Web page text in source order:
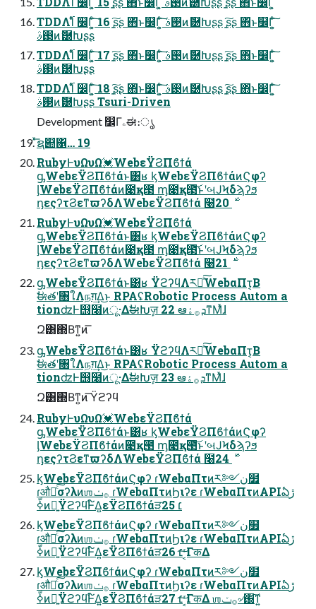
TDDΛ࢝Ίͨ ௼Γ͕͍ͨ͠ 16 ָ͍͠ʂʂ ΋ͬͱ௼Γ͕͍ͨ͠ ࢓ࣄͷޮ཰Խʂʂ ָ͍͠ʂʂ ΋ͬͱ௼Γ͕͍ͨ͠
࢓ࣄͷޮ཰Խʂʂ
TDDΛ࢝Ίͨ ௼Γ͕͍ͨ͠ 17 ָ͍͠ʂʂ ΋ͬͱ௼Γ͕͍ͨ͠ ࢓ࣄͷޮ཰Խʂʂ ָ͍͠ʂʂ ΋ͬͱ௼Γ͕͍ͨ͠
࢓ࣄͷޮ཰Խʂʂ
TDDΛ࢝Ίͨ ௼Γ͕͍ͨ͠ 18 ָ͍͠ʂʂ ΋ͬͱ௼Γ͕͍ͨ͠ ࢓ࣄͷޮ཰Խʂʂ ָ͍͠ʂʂ ΋ͬͱ௼Γ͕͍ͨ͠
࢓ࣄͷޮ཰Խʂʂ Tsuri-Driven
Development ௼Γۦಈ։ൃ
ͯ͞ຊ୊΁… 19
RubyͰυΩυΩ💓WebεΫϨΠϐϯά
ᶃWebεΫϨΠϐϯάͱ͸ʁ ᶄWebεΫϨΠϐϯάͷϚφʔ
ᶅWebεΫϨΠϐϯάͷ೉қ౓ ᶆ೉қ౓͝ͱʹબͿϞδϡʔϧ
RubyͰυΩυΩ💓WebεΫϨΠϐϯά
ᶃWebεΫϨΠϐϯάͱ͸ʁ ᶄWebεΫϨΠϐϯάͷϚφʔ
ᶅWebεΫϨΠϐϯάͷ೉қ౓ ᶆ೉қ౓͝ͱʹબͿϞδϡʔϧ
ᶃWebεΫϨΠϐϯάͱ͸ʁ ΫϩʔϥΛར༻ͯ͠WebαΠτ͔Β
ࣗಈతʹ৘ใΛநग़͢Δ͜ͱ RPAʢRobotic Process Autom a
tionʣͰ஫໨ͷू·ΔࣗಈԽٕज़ 22 ఆܕ࡞ۀͳΜͯɺ
Զ͸΍Βͳ͍ͷ͞
ᶃWebεΫϨΠϐϯάͱ͸ʁ ΫϩʔϥΛར༻ͯ͠WebαΠτ͔Β
ࣗಈతʹ৘ใΛநग़͢Δ͜ͱ RPAʢRobotic Process Autom a
tionʣͰ஫໨ͷू·ΔࣗಈԽٕज़ 23 ఆܕ࡞ۀͳΜͯɺ
Զ͸΍Βͳ͍ͷ͞ Ϋϩʔϥ
RubyͰυΩυΩ💓WebεΫϨΠϐϯά
ᶃWebεΫϨΠϐϯάͱ͸ʁ ᶄWebεΫϨΠϐϯάͷϚφʔ
ᶅWebεΫϨΠϐϯάͷ೉қ౓ ᶆ೉қ౓͝ͱʹબͿϞδϡʔϧ
ᶄWebεΫϨΠϐϯάͷϚφʔ ɾWebαΠτͷར༻ن໿
ɾऔಘͨ͠σʔλͷஶ࡞ݖ ɾWebαΠτͷϦιʔε ɾWebαΠτͷAPIఏڙ
ߦّͷྑ͍ΫϩʔϥͰ໌Δ͍εΫϨΠϐϯάੜ׆ 25
ᶄWebεΫϨΠϐϯάͷϚφʔ ɾWebαΠτͷར༻ن໿
ɾऔಘͨ͠σʔλͷஶ࡞ݖ ɾWebαΠτͷϦιʔε ɾWebαΠτͷAPIఏڙ
ߦّͷྑ͍ΫϩʔϥͰ໌Δ͍εΫϨΠϐϯάੜ׆ 26 ͔ͬ͠ΓकΔ
ᶄWebεΫϨΠϐϯάͷϚφʔ ɾWebαΠτͷར༻ن໿
ɾऔಘͨ͠σʔλͷஶ࡞ݖ ɾWebαΠτͷϦιʔε ɾWebαΠτͷAPIఏڙ
ߦّͷྑ͍ΫϩʔϥͰ໌Δ͍εΫϨΠϐϯάੜ׆ 27 ͔ͬ͠ΓकΔ ஶ࡞ݖ৵֐͠ͳ͍